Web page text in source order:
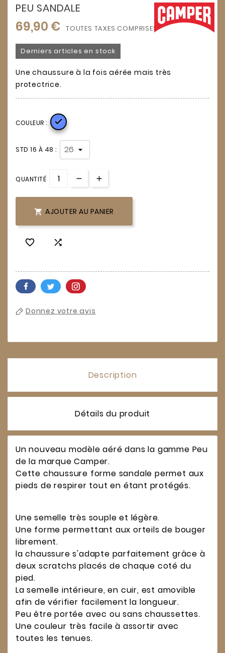
PEU SANDALE
69,90 € TOUTES TAXES COMPRISES
Derniers articles en stock
Une chaussure à la fois aérée mais très
protectrice.
COULEUR : 
STD 16 À 48 :
QUANTITÉ
 AJOUTER AU PANIER
 
Donnez votre avis
Description
Détails du produit
Un nouveau modèle aéré dans la gamme Peu
de la marque Camper.
Cette chaussure forme sandale permet aux
pieds de respirer tout en étant protégés.
Une semelle très souple et légère.
Une forme permettant aux orteils de bouger
librement.
la chaussure s'adapte parfaitement grâce à
deux scratchs placés de chaque coté du
pied.
La semelle intérieure, en cuir, est amovible
afin de vérifier facilement la longueur.
Peu être portée avec ou sans chaussettes.
Une couleur très facile à assortir avec
toutes les tenues.